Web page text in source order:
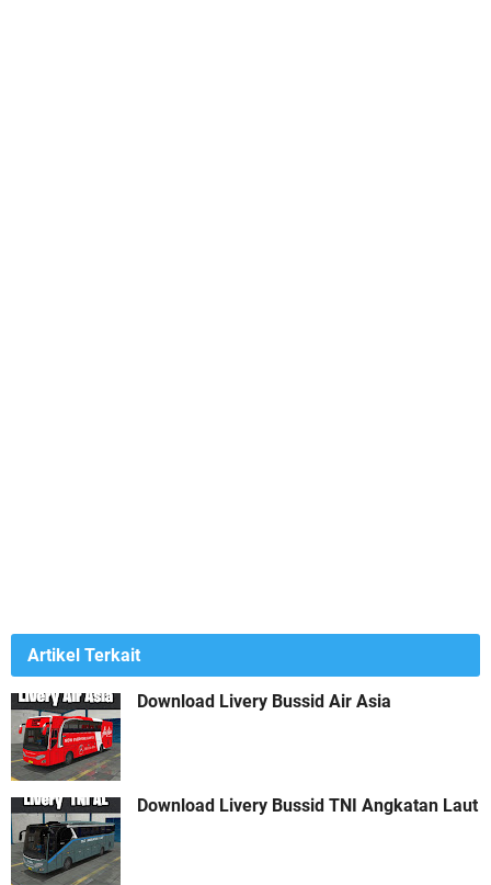
Artikel Terkait
Download Livery Bussid Air Asia
Download Livery Bussid TNI Angkatan Laut